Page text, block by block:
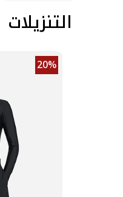
التنزيلات
20%